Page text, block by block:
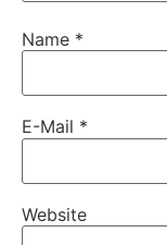
Name *
E-Mail *
Website